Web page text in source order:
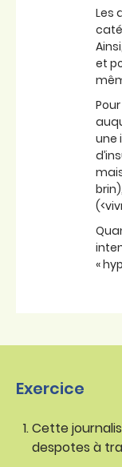
Les
et
une
«
Exercice
Cette
despotes à